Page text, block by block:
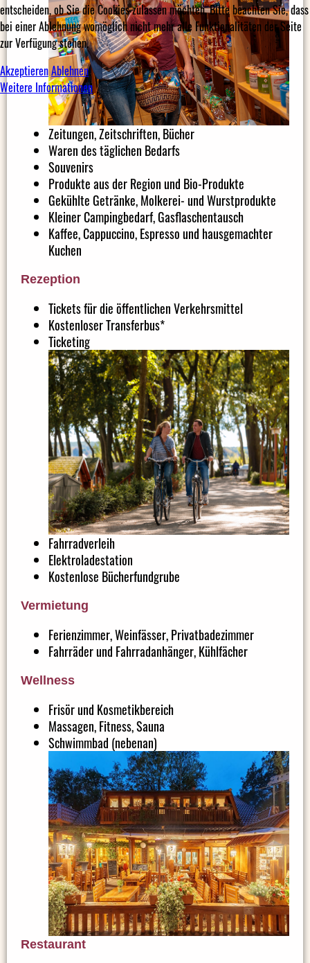
Zeitungen, Zeitschriften, Bücher
Waren des täglichen Bedarfs
Souvenirs
Produkte aus der Region und Bio-Produkte
Gekühlte Getränke, Molkerei- und Wurstprodukte
Kleiner Campingbedarf, Gasflaschentausch
Kaffee, Cappuccino, Espresso und hausgemachter
Kuchen
Rezeption
Tickets für die öffentlichen Verkehrsmittel
Kostenloser Transferbus*
Ticketing
Fahrradverleih
Elektroladestation
Kostenlose Bücherfundgrube
Vermietung
Ferienzimmer, Weinfässer, Privatbadezimmer
Fahrräder und Fahrradanhänger, Kühlfächer
Wellness
Frisör und Kosmetikbereich
Massagen, Fitness, Sauna
Schwimmbad (nebenan)
Restaurant
entscheiden, ob Sie die Cookies zulassen möchten. Bitte beachten Sie, dass
bei einer Ablehnung womöglich nicht mehr alle Funktionalitäten der Seite
zur Verfügung stehen.
AkzeptierenAblehnen
Weitere Informationen